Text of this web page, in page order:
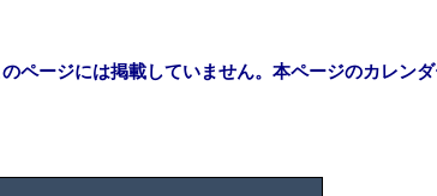
ページには掲載していません。本ページのカレン